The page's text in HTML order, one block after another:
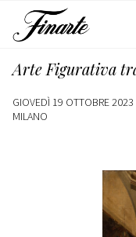
Arte Figurativa
GIOVEDÌ 19 OTTOBRE
MILANO